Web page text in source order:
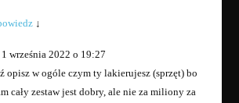
↓
1 września 2022 o 19:27
opisz w ogóle czym ty lakierujesz (sprzęt) bo
cały zestaw jest dobry, ale nie za miliony za